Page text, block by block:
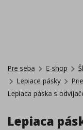
Pre seba E-shop
Lepiace pásky
Lepiaca páska s
Lepiaca